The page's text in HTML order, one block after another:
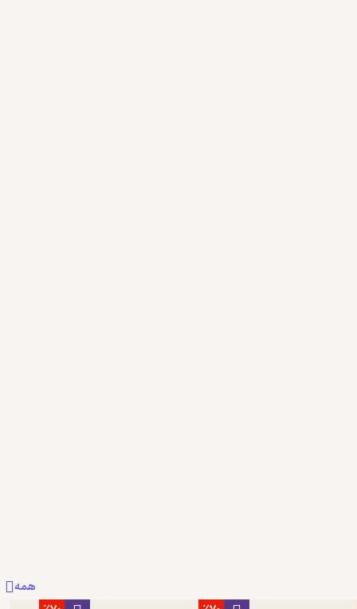
همه